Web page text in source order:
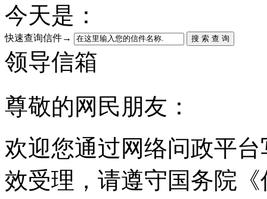
今天是：
快速查询信件→ 搜 索 查 询
领导信箱
尊敬的网民朋友：
欢迎您通过网络问政平
效受理，请遵守国务院